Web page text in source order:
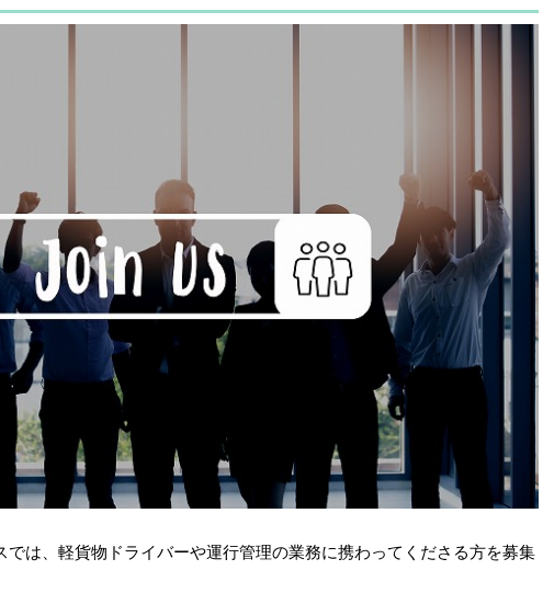
では、軽貨物ドライバーや運行管理の業務に携わってくださる方を募集